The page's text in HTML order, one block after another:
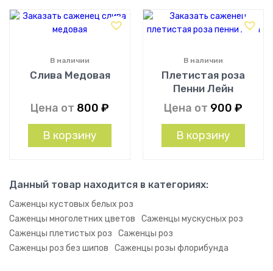
Слива Медовая
В наличии
Цена от 800 ₽
В корзину
Плетистая роза
Пенни Лейн
В наличии
Цена от 900 ₽
В корзину
Данный товар находится в категориях:
Саженцы кустовых белых роз
Саженцы многолетних цветов
Саженцы мускусных роз
Саженцы плетистых роз
Саженцы роз
Саженцы роз без шипов
Саженцы розы флорибунда